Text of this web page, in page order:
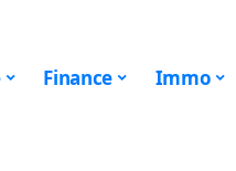
Finance Immo